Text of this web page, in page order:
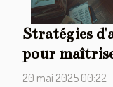
Stratégies
pour
20 mai 2025 00:22